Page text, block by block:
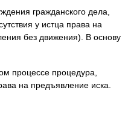
гражданского дела,
у истца права на
без движения). В основу
процессе процедура,
на предъявление иска.